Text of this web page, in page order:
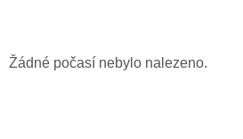
Žádné počasí nebylo nalezeno.